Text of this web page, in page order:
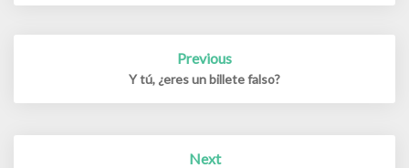
Previous
Y tú, ¿eres un billete falso?
Next